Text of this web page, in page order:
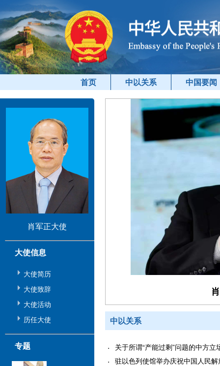
首页 中以关系 中国要闻
肖军正大使
大使信息
大使简历
大使致辞
大使活动
历任大使
专题
中以关系
关于所谓“产能过剩”问题的中方
驻以色列使馆举办庆祝中国人民